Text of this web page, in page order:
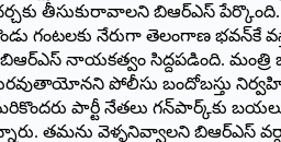
తీసుకురావాలని బిఆర్‌ఎస్‌
గంటలకు నేరుగా తెలంగాణ
‌నాయకత్వం సిద్దపడింది.
పోలీసు బందోబస్తు
పార్టీ నేతలు గన్‌పార్క్‌కు
తమను వెళ్ళనివ్వాలని